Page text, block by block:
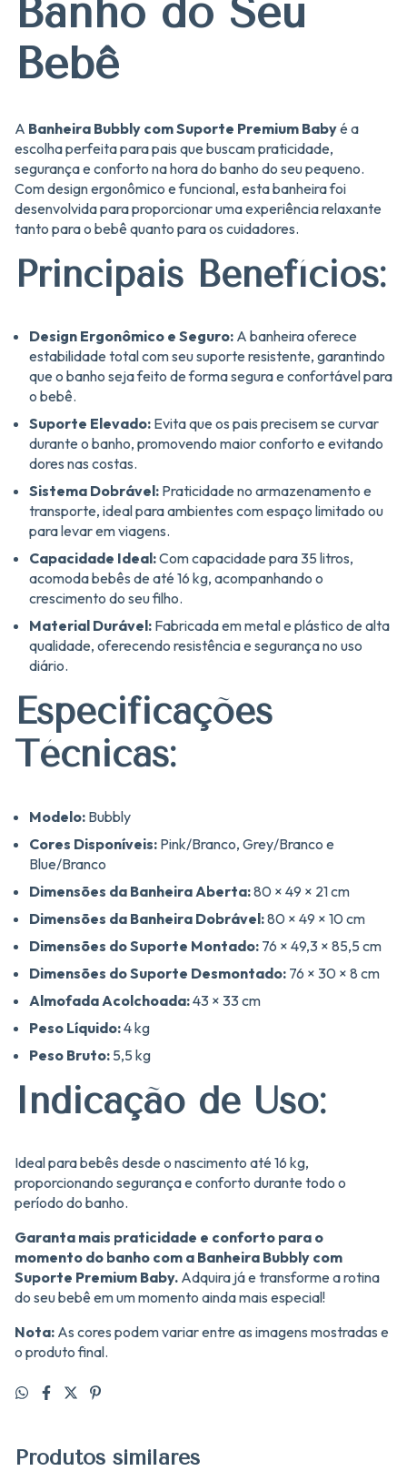
Banho do Seu
Bebê
A Banheira Bubbly com Suporte Premium Babyé a
escolha perfeita para pais que buscam praticidade,
segurança e conforto na hora do banho do seu pequeno.
Com design ergonômico e funcional, esta banheira foi
desenvolvida para proporcionar uma experiência relaxante
tanto para o bebê quanto para os cuidadores.
Principais Benefícios:
Design Ergonômico e Seguro: A banheira oferece
estabilidade total com seu suporte resistente, garantindo
que o banho seja feito de forma segura e confortável para
o bebê.
Suporte Elevado: Evita que os pais precisem se curvar
durante o banho, promovendo maior conforto e evitando
dores nas costas.
Sistema Dobrável: Praticidade no armazenamento e
transporte, ideal para ambientes com espaço limitado ou
para levar em viagens.
Capacidade Ideal:Com capacidade para 35 litros,
acomoda bebês de até 16 kg, acompanhando o
crescimento do seu filho.
Material Durável: Fabricada em metal e plástico de alta
qualidade, oferecendo resistência e segurança no uso
diário.
Especificações
Técnicas:
Modelo: Bubbly
Cores Disponíveis: Pink/Branco, Grey/Branco e
Blue/Branco
Dimensões da Banheira Aberta:80 × 49 × 21 cm
Dimensões da Banheira Dobrável:80 × 49 × 10 cm
Dimensões do Suporte Montado: 76 × 49,3 × 85,5 cm
Dimensões do Suporte Desmontado: 76 × 30 × 8 cm
Almofada Acolchoada:43 × 33 cm
Peso Líquido:4 kg
Peso Bruto: 5,5 kg
Indicação de Uso:
Ideal para bebês desde o nascimento até 16 kg,
proporcionando segurança e conforto durante todo o
período do banho.
Garanta mais praticidade e conforto para o
momento do banho com a Banheira Bubbly com
Suporte Premium Baby. Adquira já e transforme a rotina
do seu bebê em um momento ainda mais especial!
Nota: As cores podem variar entre as imagens mostradas e
o produto final.
Produtos similares